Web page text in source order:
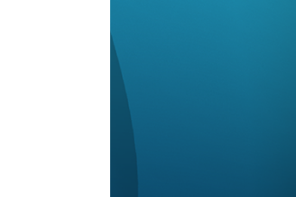
財經｜恒隆10月
財經｜韓股反覆
財經｜內地7月
12:44 財經｜日本春季
11:12 國際｜特朗普料
15:59 財經｜SA售股自